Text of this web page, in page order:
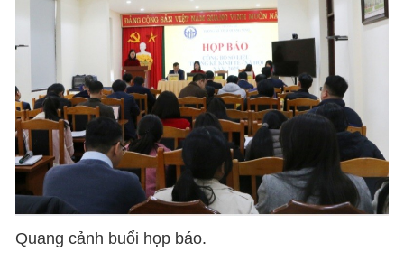
Quang cảnh buổi họp báo.